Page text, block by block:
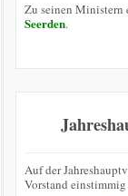
Zu seinen Ministern
Seerden.
Auf der
Vorstand